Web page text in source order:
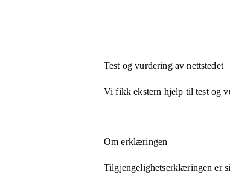
Test og vurdering av nettstedet
Vi fikk ekstern hjelp til test og
Om erklæringen
Tilgjengelighetserklæringen er